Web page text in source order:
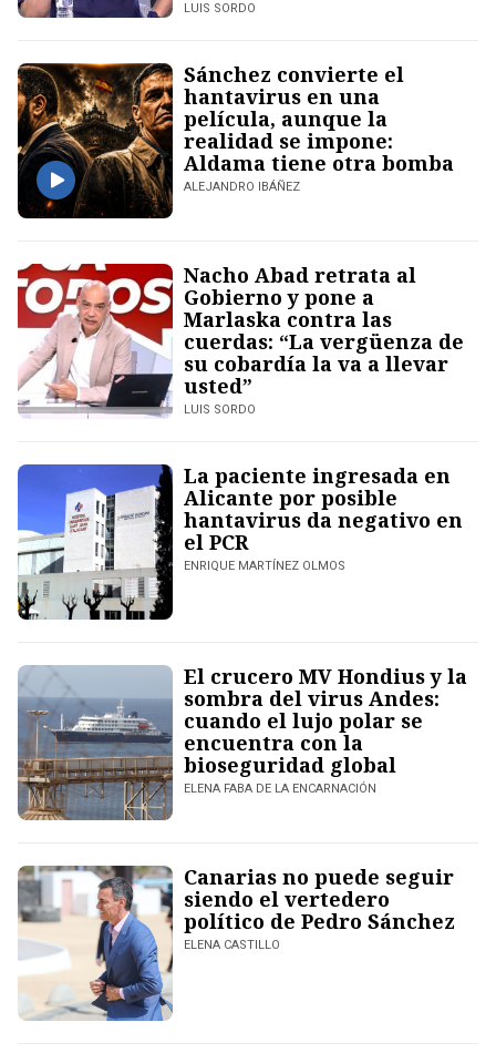
LUIS SORDO
Sánchez convierte el
hantavirus en una
película, aunque la
realidad se impone:
Aldama tiene otra bomba
ALEJANDRO IBÁÑEZ
Nacho Abad retrata al
Gobierno y pone a
Marlaska contra las
cuerdas: “La vergüenza de
su cobardía la va a llevar
usted”
LUIS SORDO
La paciente ingresada en
Alicante por posible
hantavirus da negativo en
el PCR
ENRIQUE MARTÍNEZ OLMOS
El crucero MV Hondius y la
sombra del virus Andes:
cuando el lujo polar se
encuentra con la
bioseguridad global
ELENA FABA DE LA ENCARNACIÓN
Canarias no puede seguir
siendo el vertedero
político de Pedro Sánchez
ELENA CASTILLO